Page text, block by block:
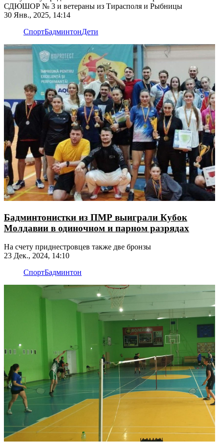
СДЮШОР № 3 и ветераны из Тирасполя и Рыбницы
30 Янв., 2025, 14:14
СпортБадминтонДети
Бадминтонистки из ПМР выиграли Кубок
Молдавии в одиночном и парном разрядах
На счету приднестровцев также две бронзы
23 Дек., 2024, 14:10
СпортБадминтон